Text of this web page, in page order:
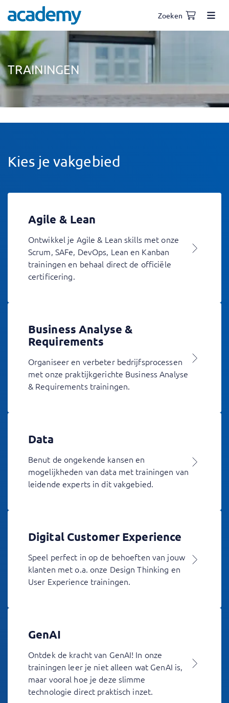
Zoeken
TRAININGEN
Kies je vakgebied
Agile & Lean
Ontwikkel je Agile & Lean skills met onze
Scrum, SAFe, DevOps, Lean en Kanban
trainingen en behaal direct de officiële
certificering.
Business Analyse &
Requirements
Organiseer en verbeter bedrijfsprocessen
met onze praktijkgerichte Business Analyse
& Requirements trainingen.
Data
Benut de ongekende kansen en
mogelijkheden van data met trainingen van
leidende experts in dit vakgebied.
Digital Customer Experience
Speel perfect in op de behoeften van jouw
klanten met o.a. onze Design Thinking en
User Experience trainingen.
GenAI
Ontdek de kracht van GenAI! In onze
trainingen leer je niet alleen wat GenAI is,
maar vooral hoe je deze slimme
technologie direct praktisch inzet.